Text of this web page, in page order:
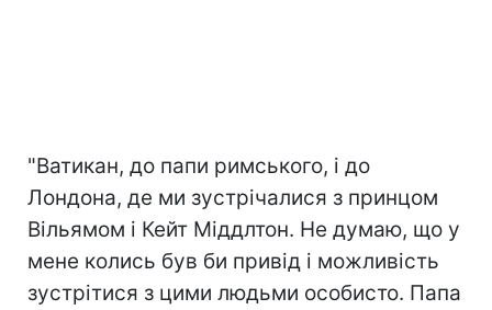
"Ватикан, до папи римського, і до
Лондона, де ми зустрічалися з принцом
Вільямом і Кейт Міддлтон. Не думаю, що у
мене колись був би привід і можливість
зустрітися з цими людьми особисто. Папа